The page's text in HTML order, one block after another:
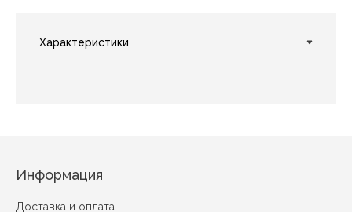
Информация
Доставка и оплата